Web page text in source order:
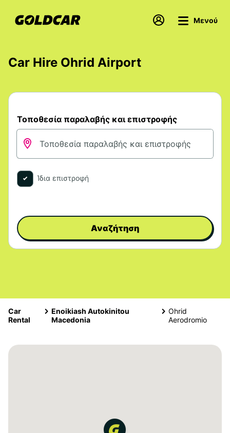
Μενού
Car Hire Ohrid Airport
Τοποθεσία παραλαβής και επιστροφής
Ίδια επιστροφή
Αναζήτηση
Car
Rental
Enoikiash Autokinitou
Macedonia
Ohrid
Aerodromio